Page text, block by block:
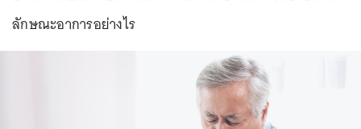
ลักษณะอาการอย่างไร